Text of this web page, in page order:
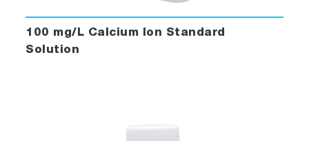
100 mg/L Calcium Ion Standard
Solution